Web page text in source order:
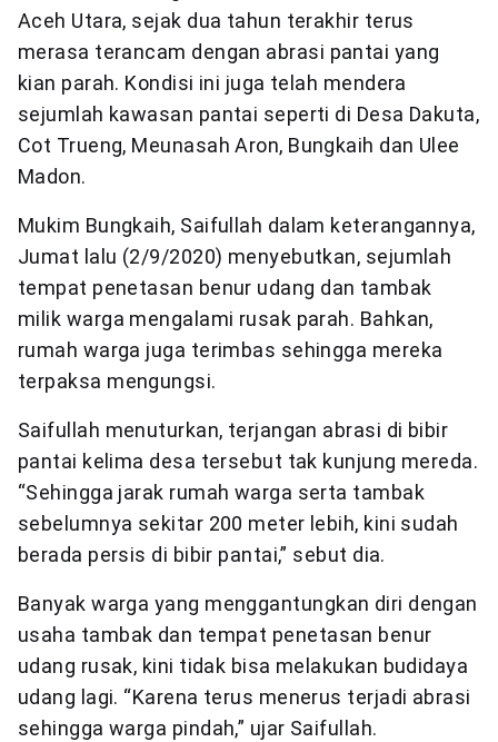
Aceh Utara, sejak dua tahun terakhir terus
merasa terancam dengan abrasi pantai yang
kian parah. Kondisi ini juga telah mendera
sejumlah kawasan pantai seperti di Desa Dakuta,
Cot Trueng, Meunasah Aron, Bungkaih dan Ulee
Madon.
Mukim Bungkaih, Saifullah dalam keterangannya,
Jumat lalu (2/9/2020) menyebutkan, sejumlah
tempat penetasan benur udang dan tambak
milik warga mengalami rusak parah. Bahkan,
rumah warga juga terimbas sehingga mereka
terpaksa mengungsi.
Saifullah menuturkan, terjangan abrasi di bibir
pantai kelima desa tersebut tak kunjung mereda.
“Sehingga jarak rumah warga serta tambak
sebelumnya sekitar 200 meter lebih, kini sudah
berada persis di bibir pantai,” sebut dia.
Banyak warga yang menggantungkan diri dengan
usaha tambak dan tempat penetasan benur
udang rusak, kini tidak bisa melakukan budidaya
udang lagi. “Karena terus menerus terjadi abrasi
sehingga warga pindah,” ujar Saifullah.